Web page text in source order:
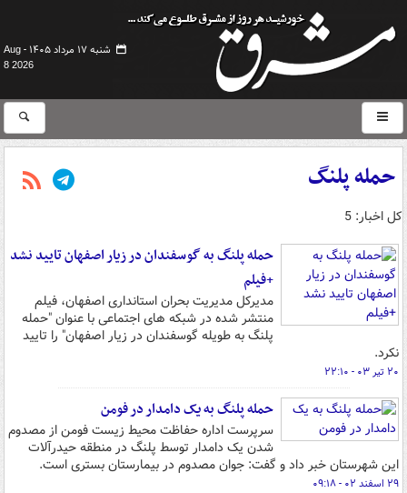
شنبه ۱۷ مرداد ۱۴۰۵ -
Aug
8 2026
حمله پلنگ
کل اخبار: 5
حمله پلنگ به گوسفندان در زیار اصفهان تایید نشد
+فیلم
مدیرکل مدیریت بحران استانداری اصفهان، فیلم
منتشر شده در شبکه های اجتماعی با عنوان "حمله
پلنگ به طویله گوسفندان در زیار اصفهان" را تایید
نکرد.
۲۰ تیر ۰۳ - ۲۲:۱۰
حمله پلنگ به یک دامدار در فومن
سرپرست اداره حفاظت محیط زیست فومن از مصدوم
شدن یک دامدار توسط پلنگ در منطقه حیدرآلات
این شهرستان خبر داد و گفت: جوان مصدوم در بیمارستان بستری است.
۲۹ اسفند ۰۲ - ۰۹:۱۸